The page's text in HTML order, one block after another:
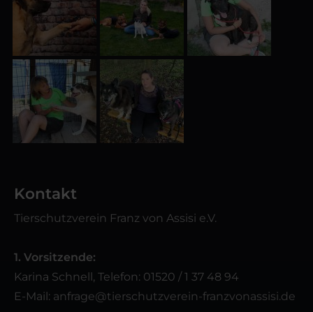
Kontakt
Tierschutzverein Franz von Assisi e.V.
1. Vorsitzende:
Karina Schnell, Telefon: 01520 / 1 37 48 94
E-Mail: anfrage@tierschutzverein-franzvonassisi.de